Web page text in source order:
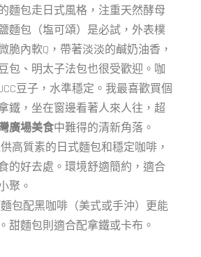
麵包走日式風格，注重天然酵母
麵包（塩可頌）是必試，外表樸
脆內軟Q，帶著淡淡的鹹奶油香，
包、明太子法包也很受歡迎。咖
豆子，水準穩定。我最喜歡買個
鐵，坐在窗邊看著人來人往，超
廣場美食中難得的清新角落。
高質素的日式麵包和穩定咖啡，
的好去處。環境舒適簡約，適合
聚。
包配黑咖啡（美式或手沖）更能
甜麵包則適合配拿鐵或卡布。